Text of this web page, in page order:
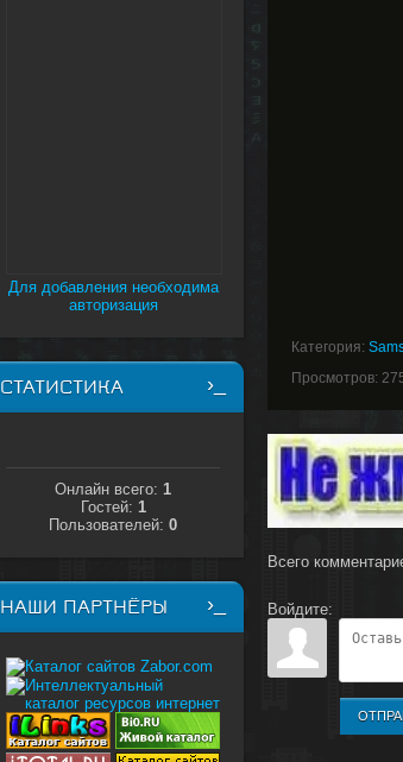
Категория:
Просмотров:
Всего
Войдите:
Для добавления необходима
авторизация
СТАТИСТИКА
Онлайн всего: 1
Гостей: 1
Пользователей: 0
НАШИ ПАРТНЁРЫ